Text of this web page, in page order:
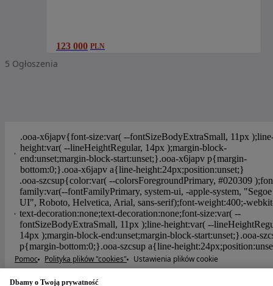
123 000 PLN
5 Ogłoszenia
Pomoc Polityka plików "cookies"
Ustawienia plików cookie
Dbamy o Twoją prywatność